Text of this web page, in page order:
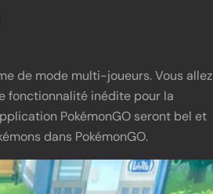
de mode multi-joueurs. Vous allez
fonctionnalité inédite pour la
PokémonGO seront bel et
dans PokémonGO.